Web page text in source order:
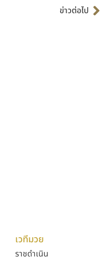
ข่าวต่อไป
เวทีมวย
ราชดำเนิน